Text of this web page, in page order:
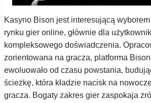
Kasyno Bison jest interesującą
rynku gier online, głównie dla
kompleksowego doświadczenia.
zorientowana na gracza, platforma
ewoluowało od czasu powstania,
ścieżkę, która kładzie nacisk na
gracza. Bogaty zakres gier zaspokaja